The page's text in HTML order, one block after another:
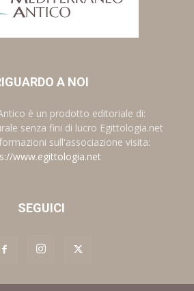
A NOI
è un prodotto editoriale di:
senza fini di lucro Egittologia.net
sull'associazione visita:
www.egittologia.net
SEGUICI